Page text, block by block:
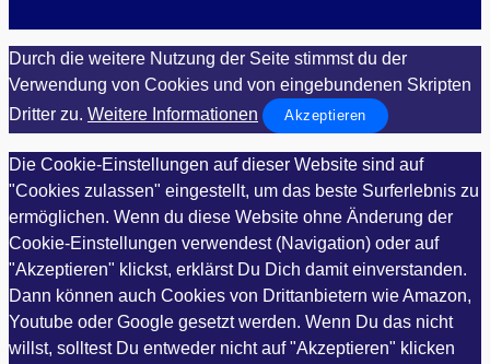
Durch die weitere Nutzung der Seite stimmst du der
Verwendung von Cookies und von eingebundenen Skripten
Dritter zu. Weitere Informationen Akzeptieren
Die Cookie-Einstellungen auf dieser Website sind auf
"Cookies zulassen" eingestellt, um das beste Surferlebnis zu
ermöglichen. Wenn du diese Website ohne Änderung der
Cookie-Einstellungen verwendest (Navigation) oder auf
"Akzeptieren" klickst, erklärst Du Dich damit einverstanden.
Dann können auch Cookies von Drittanbietern wie Amazon,
Youtube oder Google gesetzt werden. Wenn Du das nicht
willst, solltest Du entweder nicht auf "Akzeptieren" klicken